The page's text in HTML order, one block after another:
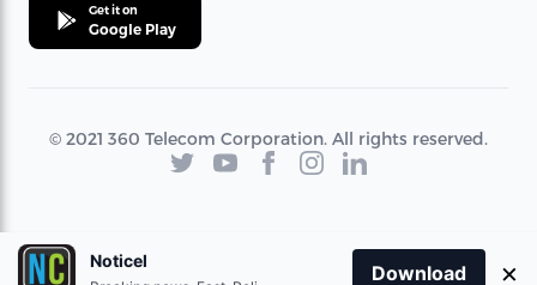
Get it on
Google Play
© 2021 360 Telecom Corporation. All rights reserved.
Noticel
Download ×